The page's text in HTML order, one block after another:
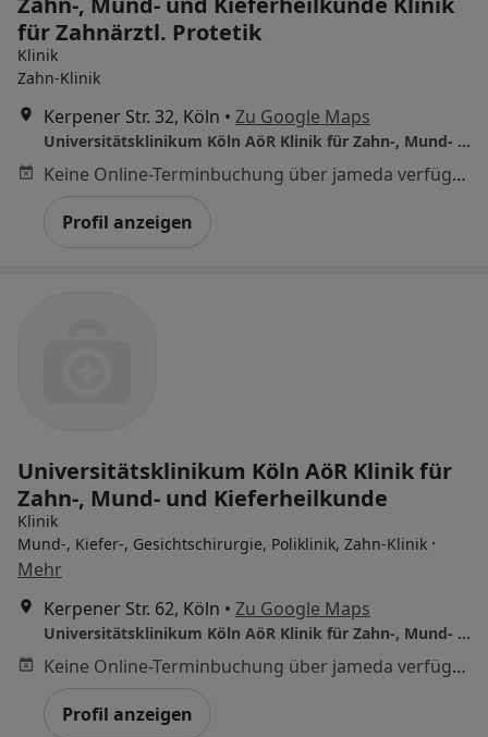
für Zahnärztl. Protetik
Klinik
Zahn-Klinik
Kerpener Str. 32, Köln • Zu Google Maps
Universitätsklinikum Köln AöR Klinik für Zahn-, Mund- und Kieferheilkunde Klinik für Zahnärztl. Protetik
Keine Online-Terminbuchung über jameda verfügbar
Profil anzeigen
Universitätsklinikum Köln AöR Klinik für
Zahn-, Mund- und Kieferheilkunde
Klinik
Mund-, Kiefer-, Gesichtschirurgie, Poliklinik, Zahn-Klinik ·
Mehr
Kerpener Str. 62, Köln • Zu Google Maps
Universitätsklinikum Köln AöR Klinik für Zahn-, Mund- und Kieferheilkunde
Keine Online-Terminbuchung über jameda verfügbar
Profil anzeigen